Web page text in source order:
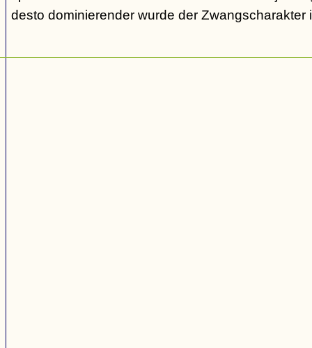
desto dominierender wurde der Zwangscharakter